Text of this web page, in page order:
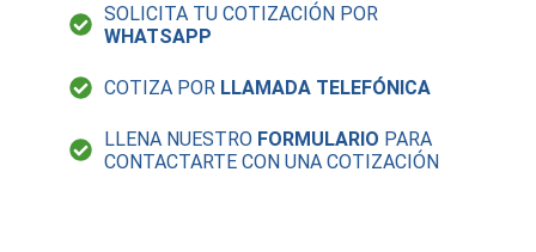
SOLICITA TU COTIZACIÓN POR
WHATSAPP
COTIZA POR LLAMADA TELEFÓNICA
LLENA NUESTRO FORMULARIO PARA
CONTACTARTE CON UNA COTIZACIÓN